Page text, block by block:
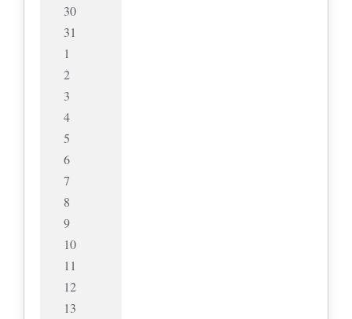
30
31
1
2
3
4
5
6
7
8
9
10
11
12
13